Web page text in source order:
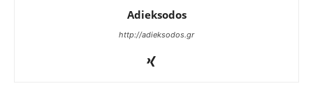
Adieksodos
http://adieksodos.gr